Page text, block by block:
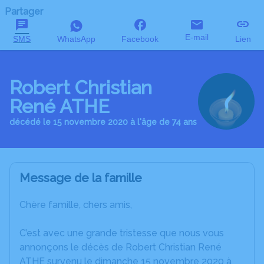
Partager
SMS WhatsApp Facebook E-mail Lien
Robert Christian
René ATHE
décédé le 15 novembre 2020 à l'âge de 74 ans
Message de la famille
Chère famille, chers amis,
C’est avec une grande tristesse que nous vous
annonçons le décès de Robert Christian René
ATHE survenu le dimanche 15 novembre 2020 à